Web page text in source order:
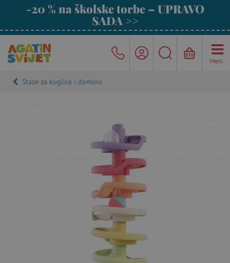
-20 % na školske torbe – UPRAVO
SADA >>
Meni
Staze za kuglice i domino